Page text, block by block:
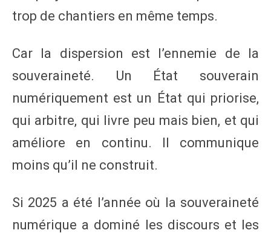
trop de chantiers en même temps.
Car la dispersion est l’ennemie de la
souveraineté. Un État souverain
numériquement est un État qui priorise,
qui arbitre, qui livre peu mais bien, et qui
améliore en continu. Il communique
moins qu’il ne construit.
Si 2025 a été l’année où la souveraineté
numérique a dominé les discours et les